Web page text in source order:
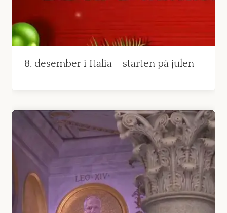
8. desember i Italia – starten på julen